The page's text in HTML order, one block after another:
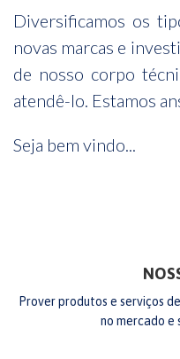
Diversificamos os
novas marcas e
de nosso corpo
atendê-lo. Estamos
Seja bem vindo...
Prover produtos e serviços
no mercado e